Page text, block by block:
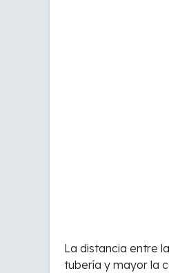
La distancia entre
tubería y mayor la